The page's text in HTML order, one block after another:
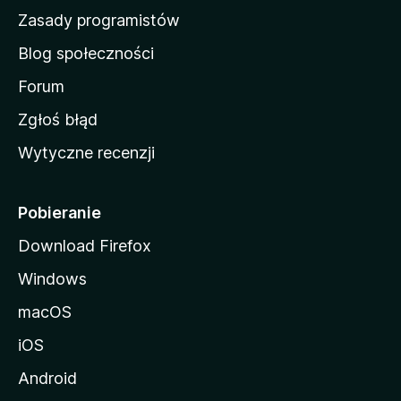
w
M
o
z
l
i
Zasady programistów
Blog społeczności
Forum
Zgłoś błąd
Wytyczne recenzji
Pobieranie
Download Firefox
Windows
macOS
iOS
Android